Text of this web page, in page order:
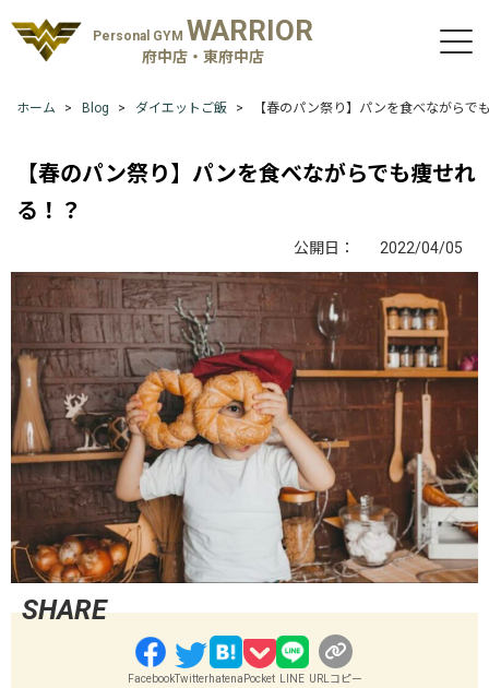
Personal GYM WARRIOR
府中店・東府中店
ホーム Blog ダイエットご飯 【春のパン祭り】パンを食べながらで
【春のパン祭り】パンを食べながらでも痩せれ
る！？
公開日： 2022/04/05
FacebookTwitterhatena Pocket LINE URLコピー